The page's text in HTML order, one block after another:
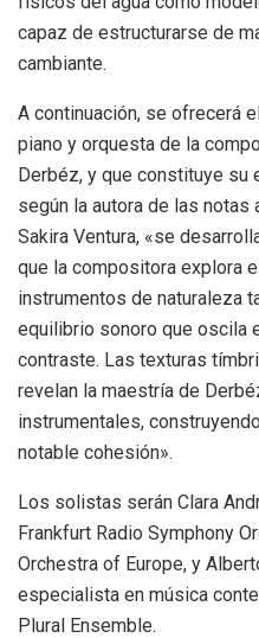
capaz de estructurarse de
cambiante.
A continuación, se ofrecerá
piano y orquesta de la
Derbéz, y que constituye su
según la autora de las notas
Sakira Ventura, «se
que la compositora explora
instrumentos de naturaleza
equilibrio sonoro que oscila
contraste. Las texturas
revelan la maestría de
instrumentales,
notable cohesión».
Los solistas serán Clara
Frankfurt Radio Symphony
Orchestra of Europe, y
especialista en música
Plural Ensemble.